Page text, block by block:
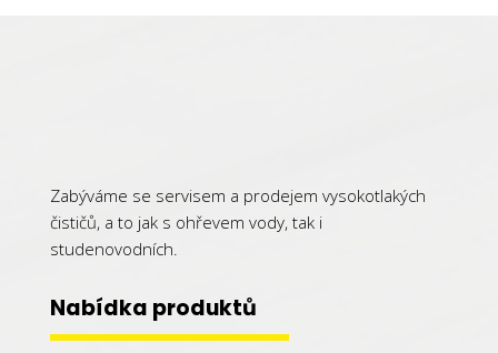
Zabýváme se servisem a prodejem vysokotlakých
čističů, a to jak s ohřevem vody, tak i
studenovodních.
Nabídka produktů